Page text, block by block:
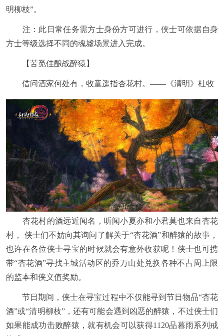
明柳枝”。
注：此日常任务需方士身份方可进行，侠士可依据自身
方士等级选择不同的魂墟场景进入完成。
【苦觅佳酿战醉猿】
借问酒家何处有，牧童遥指杏花村。——《清明》杜牧
杏花村的酒远近闻名，听闻小夏亦和小君莫也来自杏花
村， 侠士们不妨向其询问了解关于“杏花酒”和醉猿的故事，
也许在各位侠士寻宝的时候就会有意外收获呢！侠士也可携
带“杏花酒”寻找主城活动区的乔万山处兑换各种不占周上限
的监本和侠义值奖励。
节日期间，侠士在寻宝过程中不仅能寻到节日物品“杏花
酒”或“清明柳枝”，还有可能会遇到凶恶的醉猿，不过侠士们
如果能成功击败醉猿，就有机会可以获得1120品暮雨系列戒